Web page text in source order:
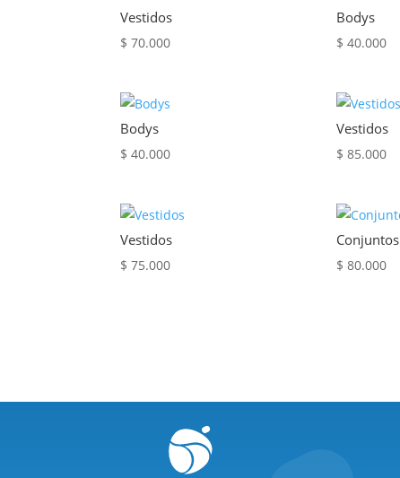
Vestidos
$ 70.000
Bodys
$ 40.000
Bodys
$ 40.000
Vestidos
$ 85.000
Vestidos
$ 75.000
Conjuntos
$ 80.000